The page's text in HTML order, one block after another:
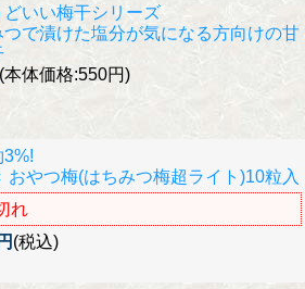
どいい梅干シリーズ
つで漬けた塩分が気になる方向けの甘
(本体価格:550円)
おやつ梅(はちみつ梅超ライト)10粒入
れ
(税込)